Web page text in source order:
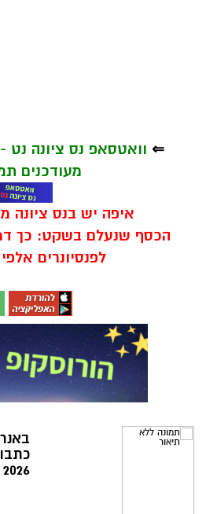
⇐ וואטסאפ נס ציונה
מעודכנים
איפה יש בנס ציונה
הכסף שנעלם בשקט: כך
לפנסיונרים
2026